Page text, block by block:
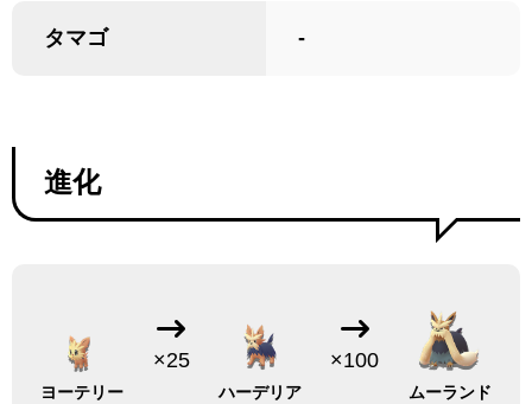
タマゴ -
進化
ヨーテリー
×25
ハーデリア
×100
ムーランド